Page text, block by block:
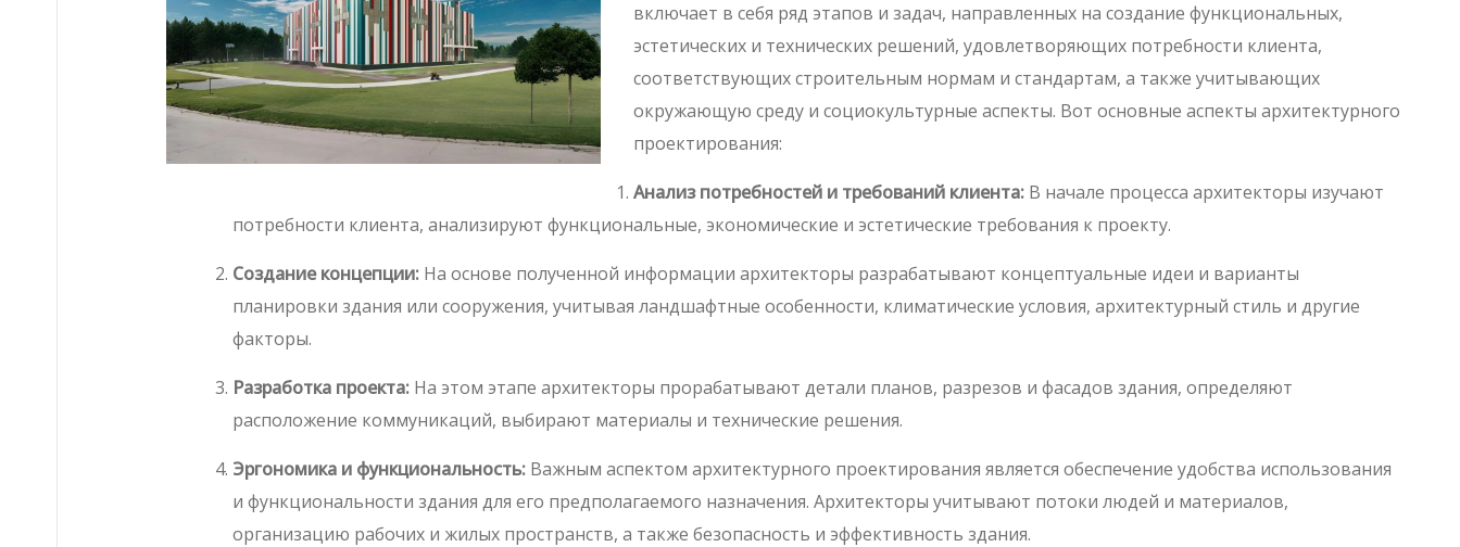
включает в себя ряд этапов и задач, направленных на создание функциональных,
эстетических и технических решений, удовлетворяющих потребности клиента,
соответствующих строительным нормам и стандартам, а также учитывающих
окружающую среду и социокультурные аспекты. Вот основные аспекты архитектурного
проектирования:
Анализ потребностей и требований клиента: В начале процесса архитекторы изучают
потребности клиента, анализируют функциональные, экономические и эстетические требования к проекту.
Создание концепции: На основе полученной информации архитекторы разрабатывают концептуальные идеи и варианты
планировки здания или сооружения, учитывая ландшафтные особенности, климатические условия, архитектурный стиль и другие
факторы.
Разработка проекта: На этом этапе архитекторы прорабатывают детали планов, разрезов и фасадов здания, определяют
расположение коммуникаций, выбирают материалы и технические решения.
Эргономика и функциональность: Важным аспектом архитектурного проектирования является обеспечение удобства использования
и функциональности здания для его предполагаемого назначения. Архитекторы учитывают потоки людей и материалов,
организацию рабочих и жилых пространств, а также безопасность и эффективность здания.